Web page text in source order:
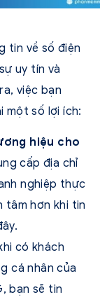
tin về số điện
uy tín và
việc bạn
một số lợi ích:
hiệu cho
cấp địa chỉ
nghiệp thực
tâm hơn khi tin
có khách
cá nhân của
bạn sẽ tin